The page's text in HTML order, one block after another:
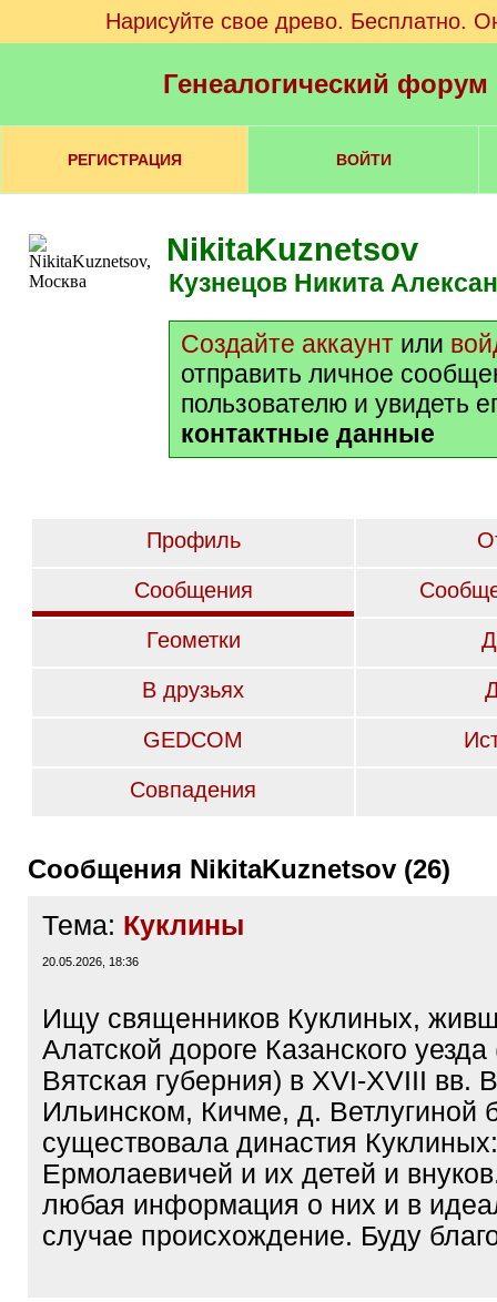
Нарисуйте свое древо. Бесплатно.
Генеалогический
РЕГИСТРАЦИЯ ВОЙТИ
NikitaKuznetsov
Кузнецов Никита
Создайте аккаунт или
отправить личное
пользователю и увидеть
контактные данные
Профиль
Сообщения
Геометки
В друзьях
GEDCOM
Совпадения
Сообщения NikitaKuznetsov (26)
Тема: Куклины
20.05.2026, 18:36
Ищу священников Куклиных,
Алатской дороге Казанского
Вятская губерния) в XVI-XVIII вв.
Ильинском, Кичме, д. Ветлугиной
существовала династия
Ермолаевичей и их детей и
любая информация о них и в
случае происхождение. Буду